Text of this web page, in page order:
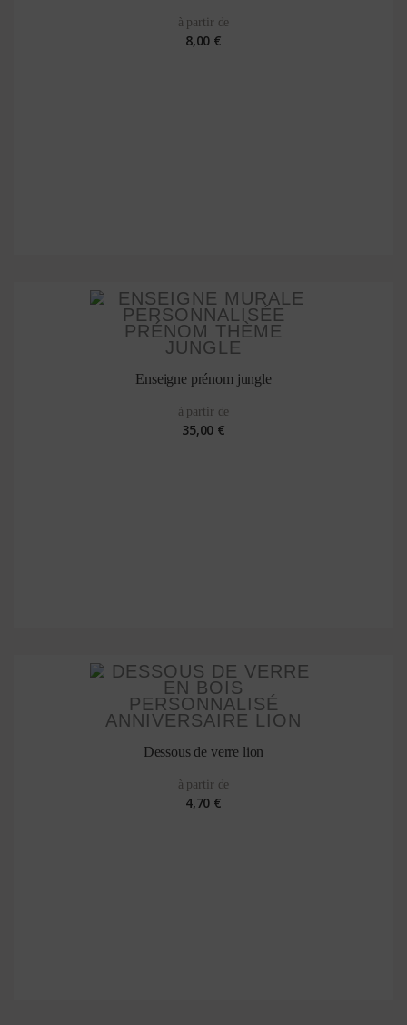
à partir de
8,00 €
Enseigne prénom jungle
à partir de
35,00 €
Dessous de verre lion
à partir de
4,70 €